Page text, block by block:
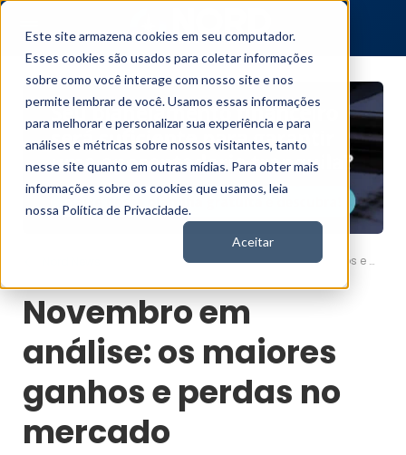
Este site armazena cookies em seu computador.
Esses cookies são usados para coletar informações
sobre como você interage com nosso site e nos
permite lembrar de você. Usamos essas informações
para melhorar e personalizar sua experiência e para
análises e métricas sobre nossos visitantes, tanto
nesse site quanto em outras mídias. Para obter mais
informações sobre os cookies que usamos, leia
nossa Política de Privacidade.
Aceitar
Novembro em análise: os maiores ganhos e perdas no mercado
Novembro em
análise: os maiores
ganhos e perdas no
mercado